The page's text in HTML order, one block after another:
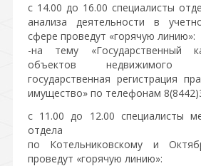
с 14.00 до 16.00 специалисты
анализа деятельности в
сфере проведут «горячую линию»:
-на тему «Государственный
объектов недвижимого
государственная регистрация
имущество» по телефонам
с 11.00 до 12.00 специалисты
отдела
по Котельниковскому и
проведут «горячую линию»: